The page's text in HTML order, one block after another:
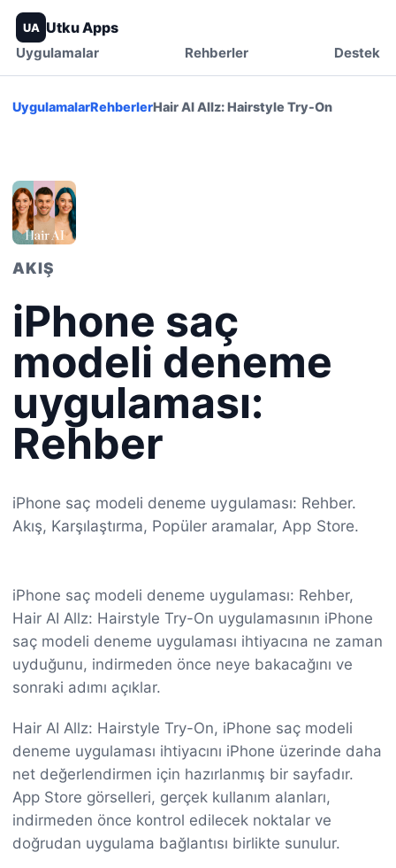
UA Utku Apps
Uygulamalar Rehberler Destek
UygulamalarRehberlerHair AI Allz: Hairstyle Try-On
AKIŞ
iPhone saç
modeli deneme
uygulaması:
Rehber
iPhone saç modeli deneme uygulaması: Rehber.
Akış, Karşılaştırma, Popüler aramalar, App Store.
iPhone saç modeli deneme uygulaması: Rehber,
Hair AI Allz: Hairstyle Try-On uygulamasının iPhone
saç modeli deneme uygulaması ihtiyacına ne zaman
uyduğunu, indirmeden önce neye bakacağını ve
sonraki adımı açıklar.
Hair AI Allz: Hairstyle Try-On, iPhone saç modeli
deneme uygulaması ihtiyacını iPhone üzerinde daha
net değerlendirmen için hazırlanmış bir sayfadır.
App Store görselleri, gerçek kullanım alanları,
indirmeden önce kontrol edilecek noktalar ve
doğrudan uygulama bağlantısı birlikte sunulur.